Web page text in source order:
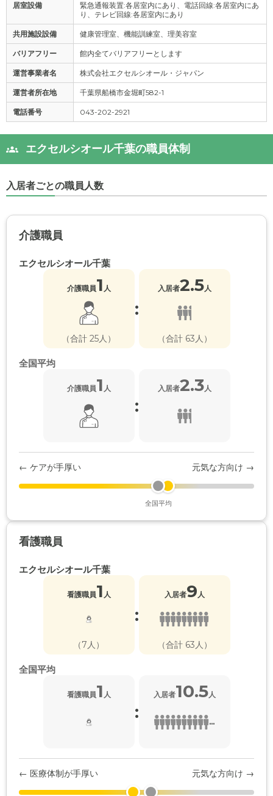
居室設備
緊急通報装置:各居室内にあり、電話回線:各居室内にあ
り、テレビ回線:各居室内にあり
共用施設設備 健康管理室、機能訓練室、理美容室
バリアフリー 館内全てバリアフリーとします
運営事業者名 株式会社エクセルシオール・ジャパン
運営者所在地 千葉県船橋市金堀町582-1
電話番号 043-202-2921
エクセルシオール千葉の職員体制
入居者ごとの職員人数
介護職員
エクセルシオール千葉
介護職員1 人
（合計 25人）
:
入居者2.5人
（合計 63人）
全国平均
介護職員1 人
:
入居者2.3人
← ケアが手厚い 元気な方向け →
全国平均
看護職員
エクセルシオール千葉
看護職員1 人
（7人）
:
入居者9人
（合計 63人）
全国平均
看護職員1 人
:
入居者10.5人
...
← 医療体制が手厚い 元気な方向け →